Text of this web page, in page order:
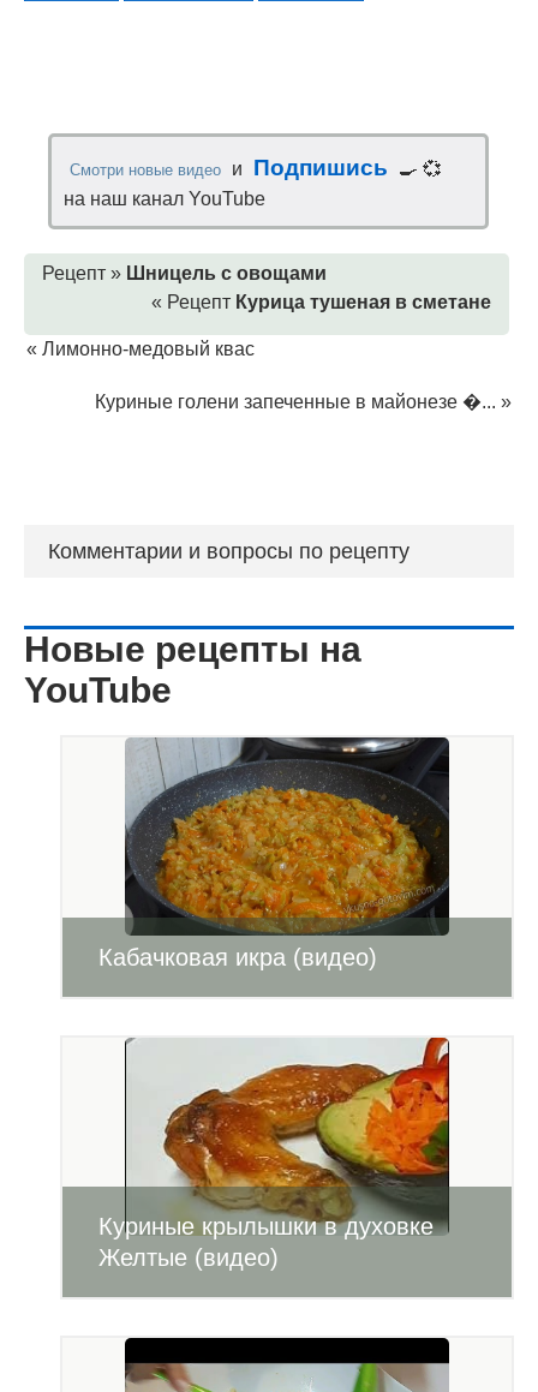
Смотри новые видео и Подпишись
🍳 💞
на наш канал YouTube
Рецепт » Шницель с овощами
« Рецепт Курица тушеная в сметане
« Лимонно-медовый квас
Куриные голени запеченные в майонезе �... »
Комментарии и вопросы по рецепту
Новые рецепты на
YouTube
Кабачковая икра (видео)
Куриные крылышки в духовке
Желтые (видео)